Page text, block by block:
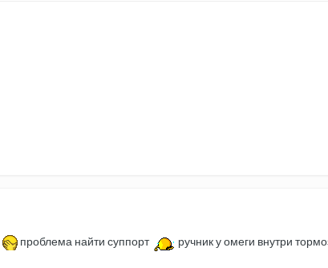
проблема найти суппорт
ручник у омеги внутри